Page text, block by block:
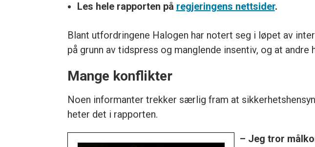
Les hele rapporten på regjeringens nettsider.
Blant utfordringene Halogen har notert seg i løpet av
på grunn av tidspress og manglende insentiv, og at
Mange konflikter
Noen informanter trekker særlig fram at
heter det i rapporten.
– Jeg tror